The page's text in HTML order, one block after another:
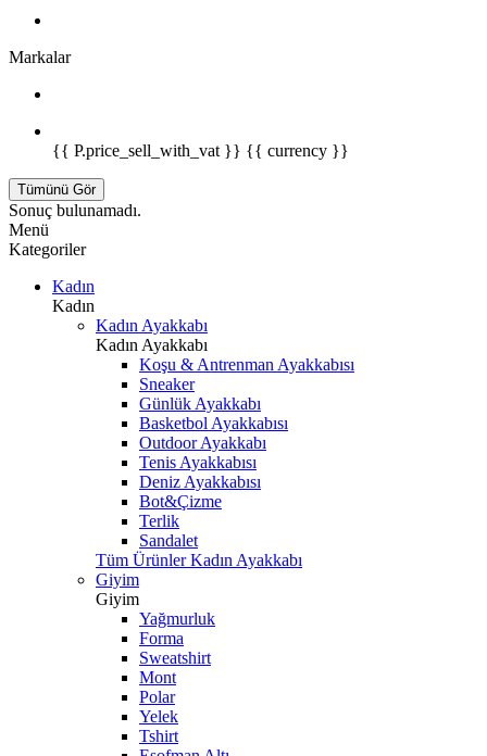
Markalar
{{ P.price_sell_with_vat }} {{ currency }}
Tümünü Gör
Sonuç bulunamadı.
Menü
Kategoriler
Kadın
Kadın
Kadın Ayakkabı
Kadın Ayakkabı
Koşu & Antrenman Ayakkabısı
Sneaker
Günlük Ayakkabı
Basketbol Ayakkabısı
Outdoor Ayakkabı
Tenis Ayakkabısı
Deniz Ayakkabısı
Bot&Çizme
Terlik
Sandalet
Tüm Ürünler Kadın Ayakkabı
Giyim
Giyim
Yağmurluk
Forma
Sweatshirt
Mont
Polar
Yelek
Tshirt